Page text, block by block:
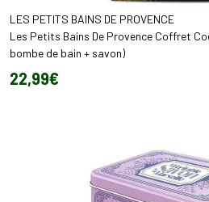
LES PETITS BAINS DE PROVENCE
Les Petits Bains De Provence Coffret
bombe de bain + savon)
22,99€